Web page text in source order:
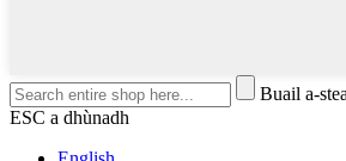
Buail a-
ESC a dhùnadh